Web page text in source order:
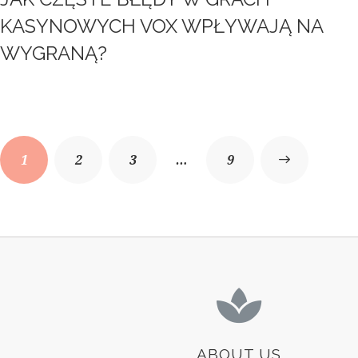
KASYNOWYCH VOX WPŁYWAJĄ NA
WYGRANĄ?
1 2 3 … 9
ABOUT US